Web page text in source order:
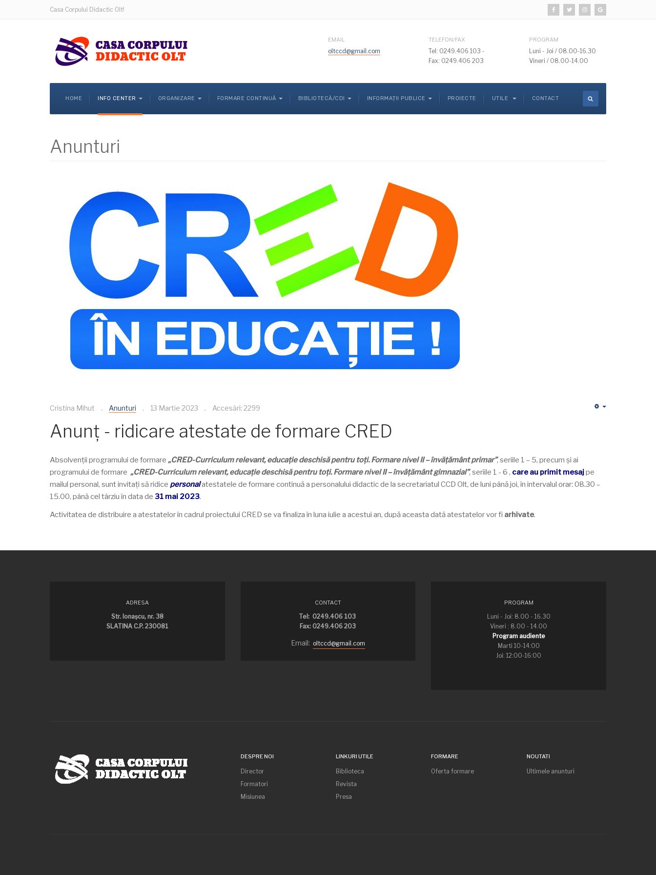
Casa Corpului Didactic Olt!
EMAIL
oltccd@gmail.com
TELEFON/FAX
Tel: 0249.406 103 -
Fax: 0249.406 203
PROGRAM
Luni - Joi / 08.00-16.30
Vineri / 08.00-14.00
HOME INFO CENTER ORGANIZARE FORMARE CONTINUĂ BIBLIOTECĂ/CDI INFORMAȚII PUBLICE PROIECTE UTILE CONTACT
Anunturi
Cristina Mihut Anunturi 13 Martie 2023 Accesări: 2299
Anunț - ridicare atestate de formare CRED
Absolvenții programului de formare „CRED-Curriculum relevant, educație deschisă pentru toți. Formare nivel II – învățământ primar”, seriile 1 – 5, precum și ai
programului de formare „CRED-Curriculum relevant, educație deschisă pentru toți. Formare nivel II – învățământ gimnazial”, seriile 1 - 6 , care au primit mesajpe
mailul personal, sunt invitați să ridice personalatestatele de formare continuă a personalului didactic de la secretariatul CCD Olt, de luni până joi, în intervalul orar: 08.30 –
15.00, până cel târziu în data de 31 mai 2023.
Activitatea de distribuire a atestatelor în cadrul proiectului CRED se va finaliza în luna iulie a acestui an, după aceasta dată atestatelor vor fi arhivate.
ADRESA
Str. Ionaşcu, nr. 38
SLATINA C.P. 230081
CONTACT
Tel: 0249.406 103
Fax: 0249.406 203
Email: oltccd@gmail.com
PROGRAM
Luni - Joi: 8.00 - 16.30
Vineri : 8.00 - 14.00
Program audiente
Marti 10-14:00
Joi: 12:00-16:00
DESPRE NOI
Director
Formatori
Misiunea
LINKURI UTILE
Biblioteca
Revista
Presa
FORMARE
Oferta formare
NOUTATI
Ultimele anunturi